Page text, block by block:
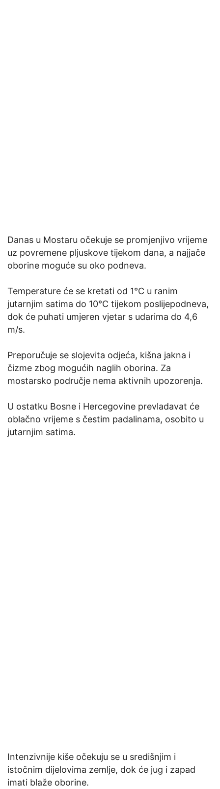
Danas u Mostaru očekuje se promjenjivo vrijeme
uz povremene pljuskove tijekom dana, a najjače
oborine moguće su oko podneva.
Temperature će se kretati od 1°C u ranim
jutarnjim satima do 10°C tijekom poslijepodneva,
dok će puhati umjeren vjetar s udarima do 4,6
m/s.
Preporučuje se slojevita odjeća, kišna jakna i
čizme zbog mogućih naglih oborina. Za
mostarsko područje nema aktivnih upozorenja.
U ostatku Bosne i Hercegovine prevladavat će
oblačno vrijeme s čestim padalinama, osobito u
jutarnjim satima.
Intenzivnije kiše očekuju se u središnjim i
istočnim dijelovima zemlje, dok će jug i zapad
imati blaže oborine.